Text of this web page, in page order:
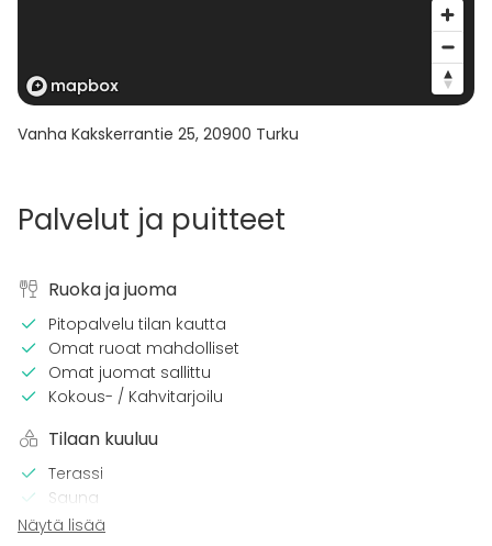
Vanha Kakskerrantie 25, 20900 Turku
Palvelut ja puitteet
Ruoka ja juoma
Pitopalvelu tilan kautta
Omat ruoat mahdolliset
Omat juomat sallittu
Kokous- / Kahvitarjoilu
Tilaan kuuluu
Terassi
Sauna
Majoittumismahdollisuus
Näytä lisää